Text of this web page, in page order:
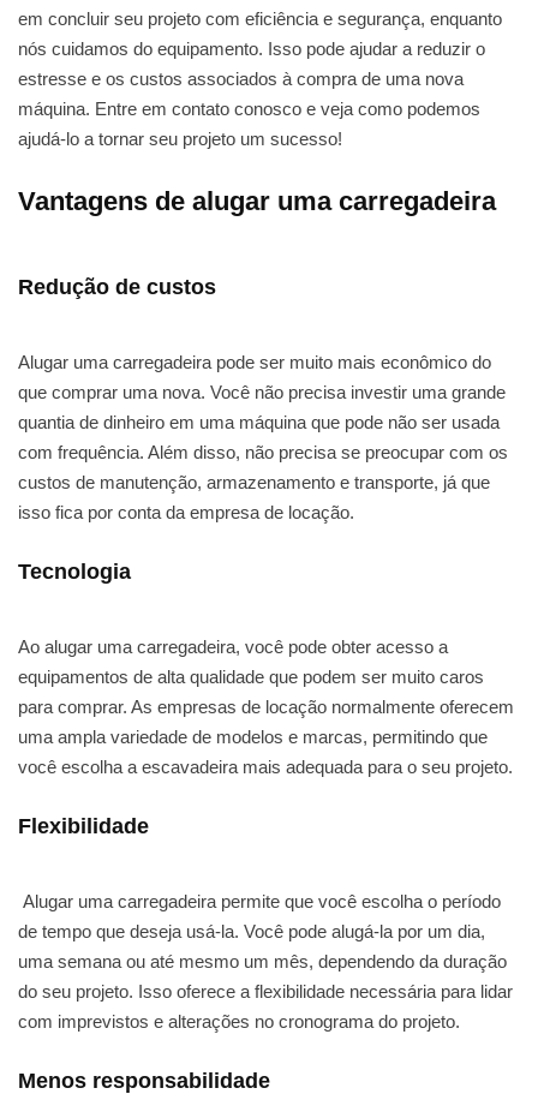
em concluir seu projeto com eficiência e segurança, enquanto
nós cuidamos do equipamento. Isso pode ajudar a reduzir o
estresse e os custos associados à compra de uma nova
máquina. Entre em contato conosco e veja como podemos
ajudá-lo a tornar seu projeto um sucesso!
Vantagens de alugar uma carregadeira
Redução de custos
Alugar uma carregadeira pode ser muito mais econômico do
que comprar uma nova. Você não precisa investir uma grande
quantia de dinheiro em uma máquina que pode não ser usada
com frequência. Além disso, não precisa se preocupar com os
custos de manutenção, armazenamento e transporte, já que
isso fica por conta da empresa de locação.
Tecnologia
Ao alugar uma carregadeira, você pode obter acesso a
equipamentos de alta qualidade que podem ser muito caros
para comprar. As empresas de locação normalmente oferecem
uma ampla variedade de modelos e marcas, permitindo que
você escolha a escavadeira mais adequada para o seu projeto.
Flexibilidade
Alugar uma carregadeira permite que você escolha o período
de tempo que deseja usá-la. Você pode alugá-la por um dia,
uma semana ou até mesmo um mês, dependendo da duração
do seu projeto. Isso oferece a flexibilidade necessária para lidar
com imprevistos e alterações no cronograma do projeto.
Menos responsabilidade